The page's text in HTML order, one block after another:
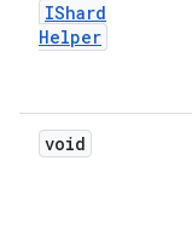
IShard
Helper
void